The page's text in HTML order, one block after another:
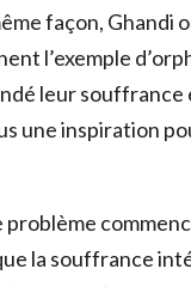
façon, Ghandi
l’exemple
leur souffrance
une inspiration
problème
la souffrance